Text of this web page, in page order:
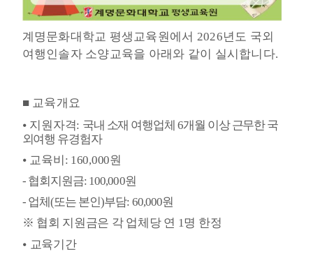
계명문화대학교 평생교육원에서 2026년도 국외
여행인솔자 소양교육을 아래와 같이 실시합니다.
■ 교육개요
⦁ 지원자격: 국내 소재 여행업체 6개월 이상 근무한 국
외여행 유경험자
⦁ 교육비 : 160,000원
- 협회지원금: 100,000원
- 업체(또는 본인)부담: 60,000원
※ 협회 지원금은 각 업체당 연 1명 한정
⦁ 교육기간